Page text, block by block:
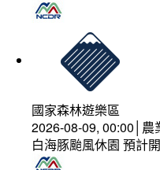
國家森林遊樂區
2026-08-09, 00:00│
白海豚颱風休園 預計